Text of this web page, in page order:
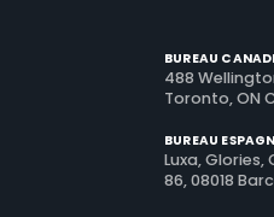
BUREAU
488
Toronto, ON
BUREAU
Luxa,
86, 08018